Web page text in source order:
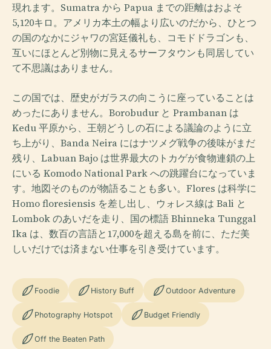
現れます。Sumatra から Papua までの距離はおよそ
5,120キロ。アメリカ本土の幅より広いのだから、ひとつ
の国のなかにジャワの宮廷儀礼も、コモドドラゴンも、
互いにほとんど別物に見えるサーフタウンも同居してい
て不思議はありません。
この国では、歴史がガラスの向こうに座っていることは
めったにありません。Borobudur と Prambanan は
Kedu 平原から、王朝どうしの石による議論のように立
ち上がり、Banda Neira にはナツメグ戦争の後味がまだ
残り、Labuan Bajo は世界最大のトカゲが食物連鎖の上
にいる Komodo National Park への跳躍台になっていま
す。地図そのものが物語ることも多い。Flores は科学に
Homo floresiensis を差し出し、ウォレス線は Bali と
Lombok のあいだを走り、国の標語 Bhinneka Tunggal
Ika は、数百の言語と17,000を超える島を前に、ただ美
しいだけでは済まない仕事を引き受けています。
Foodie History Buff Outdoor Adventure
Photography Hotspot Budget Friendly
Off the Beaten Path